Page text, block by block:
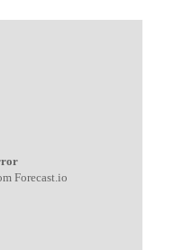
Forecast.io!.